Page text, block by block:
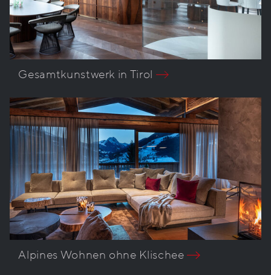
Gesamtkunstwerk in Tirol
Alpines Wohnen ohne Klischee